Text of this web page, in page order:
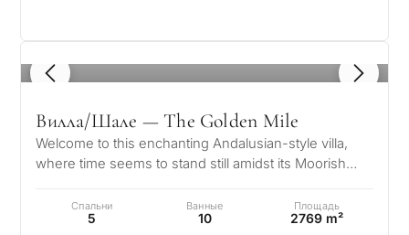
1 / 8
Вилла/Шале — The Golden Mile
Welcome to this enchanting Andalusian-style villa,
where time seems to stand still amidst its Moorish
Спальни
5
Ванные
10
Площадь
2769 m²